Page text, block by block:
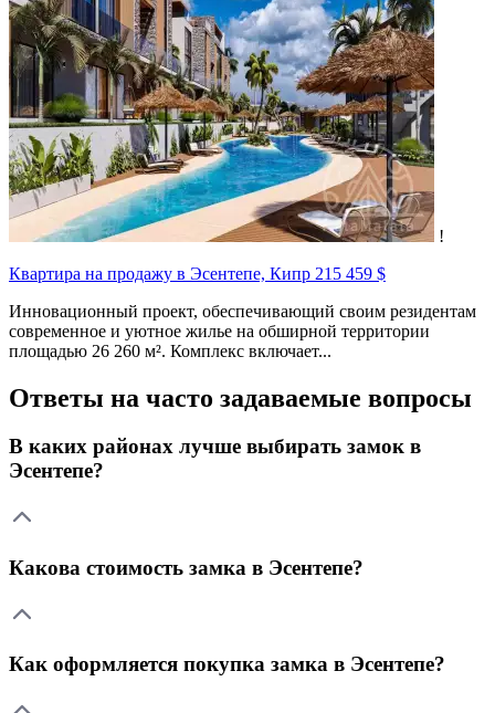
!
Квартира на продажу в Эсентепе, Кипр 215 459 $
Инновационный проект, обеспечивающий своим резидентам
современное и уютное жилье на обширной территории
площадью 26 260 м². Комплекс включает...
Ответы на часто задаваемые вопросы
В каких районах лучше выбирать замок в
Эсентепе?
Какова стоимость замка в Эсентепе?
Как оформляется покупка замка в Эсентепе?